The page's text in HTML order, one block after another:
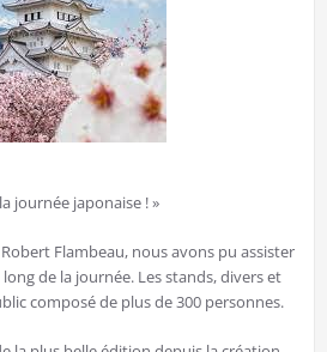
journée japonaise ! »
Flambeau, nous avons pu assister
de la journée. Les stands, divers et
composé de plus de 300 personnes.